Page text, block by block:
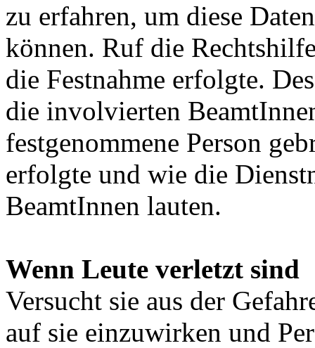
zu erfahren, um diese
können. Ruf die
die Festnahme erfolgte.
die involvierten
festgenommene Person
erfolgte und wie die
BeamtInnen lauten.
Wenn Leute verletzt sind
Versucht sie aus der
auf sie einzuwirken und